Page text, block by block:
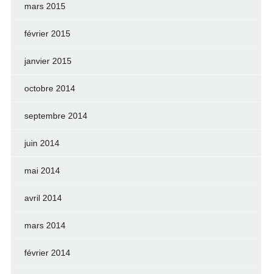
mars 2015
février 2015
janvier 2015
octobre 2014
septembre 2014
juin 2014
mai 2014
avril 2014
mars 2014
février 2014